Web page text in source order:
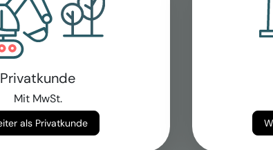
Privatkunde
Mit MwSt.
Weiter als Privatkunde